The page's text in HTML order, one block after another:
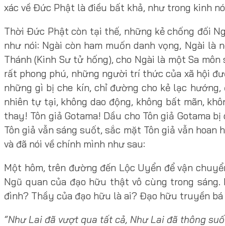
xác về Đức Phật là điều bất khả, như trong kinh
Thời Đức Phật còn tại thế, những kẻ chống đối
như nói: Ngài còn ham muốn danh vọng, Ngài
Thánh (Kinh Sư tử hống), cho Ngài là một Sa
rất phong phú, những người trí thức của xã hội
những gì bị che kín, chỉ đường cho kẻ lạc
nhiên tự tại, không dao động, không bất mãn,
thay! Tôn giả Gotama! Dầu cho Tôn giả Gotama
Tôn giả vẫn sáng suốt, sắc mặt Tôn giả vẫn
và đã nói về chính mình như sau:
Một hôm, trên đường đến Lộc Uyển để vận
Ngũ quan của đạo hữu thật vô cùng trong
đình? Thầy của đạo hữu là ai? Đạo hữu truyền
“Như Lai đã vượt qua tất cả, Như Lai đã thông